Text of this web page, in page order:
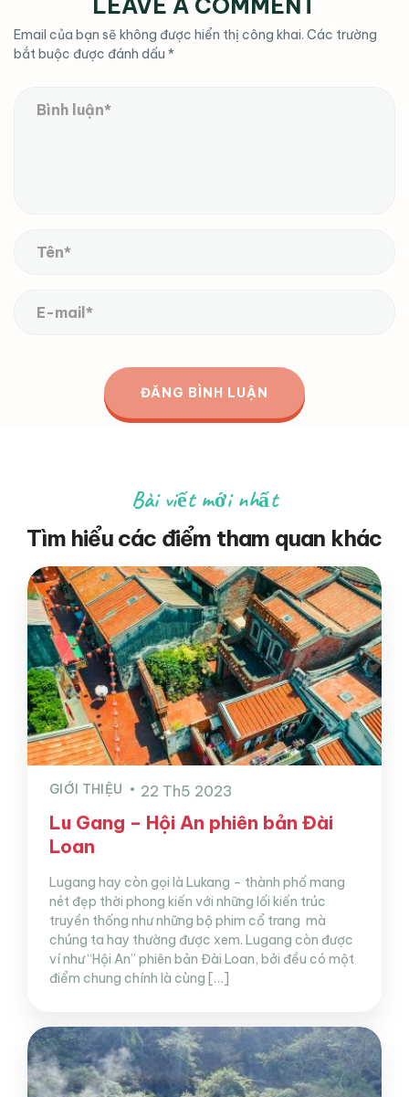
LEAVE A COMMENT
Email của bạn sẽ không được hiển thị công khai. Các trường
bắt buộc được đánh dấu *
Bài viết mới nhất
Tìm hiểu các điểm tham quan khác
GIỚI THIỆU 22 Th5 2023
Lu Gang – Hội An phiên bản Đài
Loan
Lugang hay còn gọi là Lukang – thành phố mang
nét đẹp thời phong kiến với những lối kiến trúc
truyền thống như những bộ phim cổ trang mà
chúng ta hay thường được xem. Lugang còn được
ví như “Hội An” phiên bản Đài Loan, bởi đều có một
điểm chung chính là cùng […]